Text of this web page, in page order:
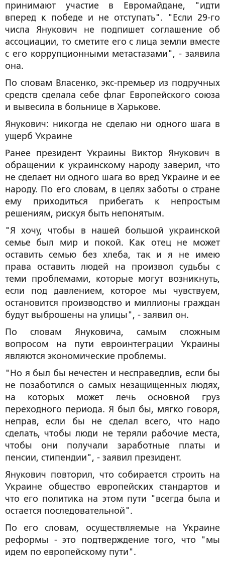
принимают участие в Евромайдане, "идти
вперед к победе и не отступать". "Если 29-го
числа Янукович не подпишет соглашение об
ассоциации, то сметите его с лица земли вместе
с его коррупционными метастазами", - заявила
она.
По словам Власенко, экс-премьер из подручных
средств сделала себе флаг Европейского союза
и вывесила в больнице в Харькове.
Янукович: никогда не сделаю ни одного шага в
ущерб Украине
Ранее президент Украины Виктор Янукович в
обращении к украинскому народу заверил, что
не сделает ни одного шага во вред Украине и ее
народу. По его словам, в целях заботы о стране
ему приходиться прибегать к непростым
решениям, рискуя быть непонятым.
"Я хочу, чтобы в нашей большой украинской
семье был мир и покой. Как отец не может
оставить семью без хлеба, так и я не имею
права оставить людей на произвол судьбы с
теми проблемами, которые могут возникнуть,
если под давлением, которое мы чувствуем,
остановится производство и миллионы граждан
будут выброшены на улицы", - заявил он.
По словам Януковича, самым сложным
вопросом на пути евроинтеграции Украины
являются экономические проблемы.
"Но я был бы нечестен и несправедлив, если бы
не позаботился о самых незащищенных людях,
на которых может лечь основной груз
переходного периода. Я был бы, мягко говоря,
неправ, если бы не сделал всего, что надо
сделать, чтобы люди не теряли рабочие места,
чтобы они получали заработные платы и
пенсии, стипендии", - заявил президент.
Янукович повторил, что собирается строить на
Украине общество европейских стандартов и
что его политика на этом пути "всегда была и
остается последовательной".
По его словам, осуществляемые на Украине
реформы - это подтверждение того, что "мы
идем по европейскому пути".